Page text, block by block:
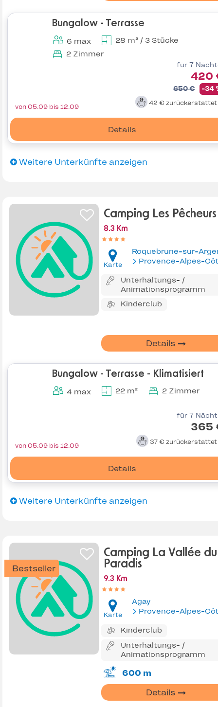
Bungalow - Terrasse
6 max
28 m² / 3 Stücke
2 Zimmer
für 7
420
650 € -34
42 € zurückerstattet
Details
von 05.09 bis 12.09
Weitere Unterkünfte anzeigen
Camping Les Pêcheurs
8.3 Km
Karte
Roquebrune-sur-
Provence-Alpes-Côte
Unterhaltungs- /
Animationsprogramm
Kinderclub
Details
Bungalow - Terrasse - Klimatisiert
4 max 22 m² 2 Zimmer
für 7
365
37 € zurückerstattet
Details
von 05.09 bis 12.09
Weitere Unterkünfte anzeigen
Bestseller
Camping La Vallée du
Paradis
9.3 Km
Karte
Agay
Provence-Alpes-Côte
Kinderclub
Unterhaltungs- /
Animationsprogramm
600 m
Details